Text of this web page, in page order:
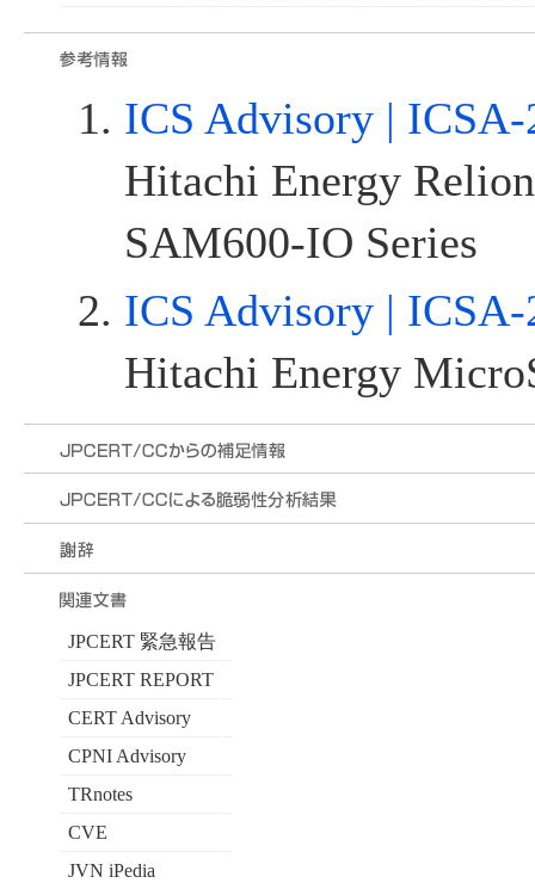
ICS Advisory | ICSA-
Hitachi Energy
SAM600-IO Series
ICS Advisory | ICSA-
Hitachi Energy
JPCERT 緊急報告
JPCERT REPORT
CERT Advisory
CPNI Advisory
TRnotes
CVE
JVN iPedia